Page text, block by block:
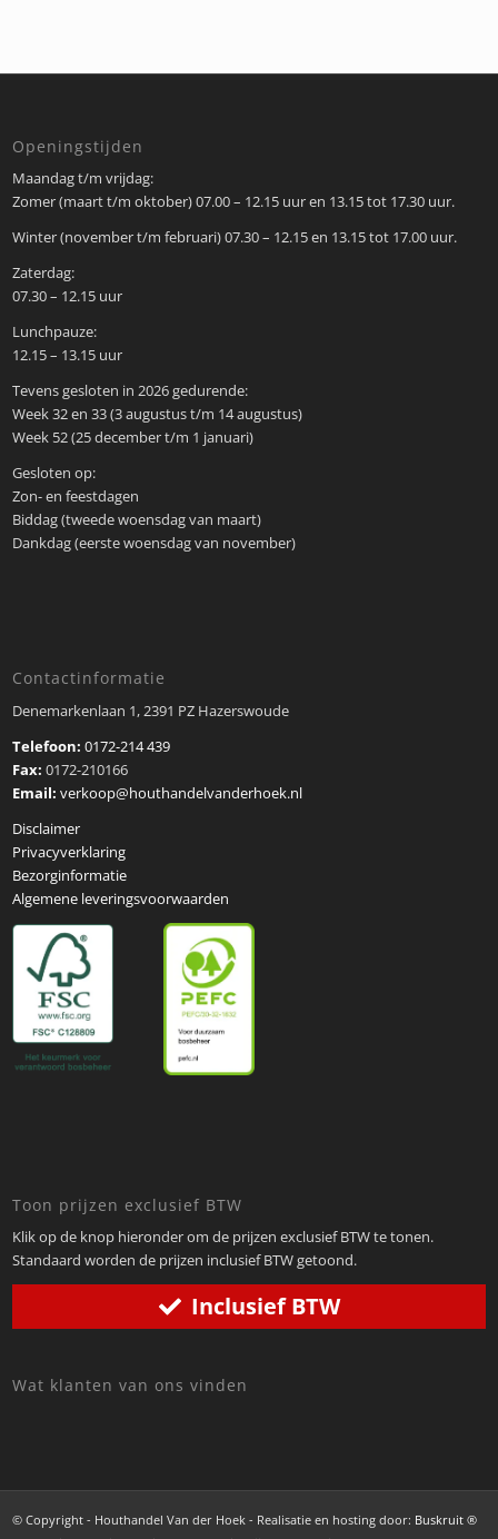
Openingstijden
Maandag t/m vrijdag:
Zomer (maart t/m oktober) 07.00 – 12.15 uur en 13.15 tot 17.30 uur.
Winter (november t/m februari) 07.30 – 12.15 en 13.15 tot 17.00 uur.
Zaterdag:
07.30 – 12.15 uur
Lunchpauze:
12.15 – 13.15 uur
Tevens gesloten in 2026 gedurende:
Week 32 en 33 (3 augustus t/m 14 augustus)
Week 52 (25 december t/m 1 januari)
Gesloten op:
Zon- en feestdagen
Biddag (tweede woensdag van maart)
Dankdag (eerste woensdag van november)
Contactinformatie
Denemarkenlaan 1, 2391 PZ Hazerswoude
Telefoon:0172-214 439
Fax:0172-210166
Email: verkoop@houthandelvanderhoek.nl
Disclaimer
Privacyverklaring
Bezorginformatie
Algemene leveringsvoorwaarden
Toon prijzen exclusief BTW
Klik op de knop hieronder om de prijzen exclusief BTW te tonen.
Standaard worden de prijzen inclusief BTW getoond.
Inclusief BTW
Wat klanten van ons vinden
© Copyright - Houthandel Van der Hoek - Realisatie en hosting door: Buskruit ®